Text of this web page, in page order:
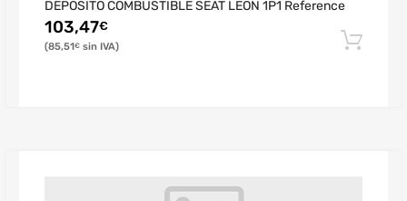
DEPOSITO COMBUSTIBLE SEAT LEON 1P1 Reference
103,47€
85,51€